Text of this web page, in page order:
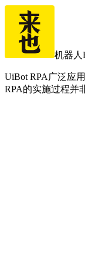
机器人
UiBot RPA广泛应
RPA的实施过程并